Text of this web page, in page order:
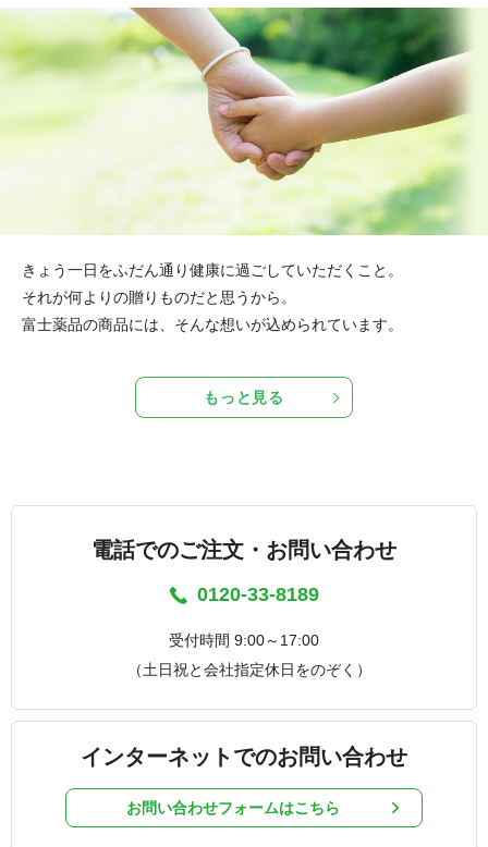
きょう一日をふだん通り健康に過ごしていただくこと。
それが何よりの贈りものだと思うから。
富士薬品の商品には、そんな想いが込められています。
もっと見る
電話でのご注文・お問い合わせ
0120-33-8189
受付時間 9:00～17:00
（土日祝と会社指定休日をのぞく）
インターネットでのお問い合わせ
お問い合わせフォームはこちら